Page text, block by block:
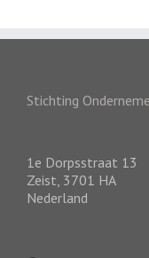
Stichting
1e Dorpsstraat 13
Zeist, 3701 HA
Nederland